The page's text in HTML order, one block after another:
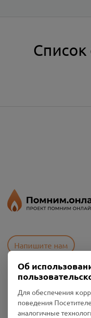
Список
Напишите нам
Политика
Промо-материалы
Об
Для обеспечения
поведения
аналогичные